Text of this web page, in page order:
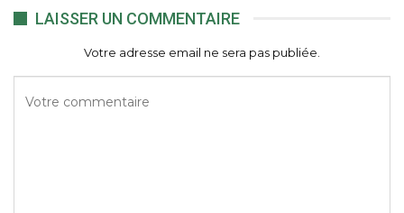
LAISSER UN COMMENTAIRE
Votre adresse email ne sera pas publiée.